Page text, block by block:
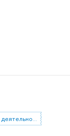
общественная деятельность